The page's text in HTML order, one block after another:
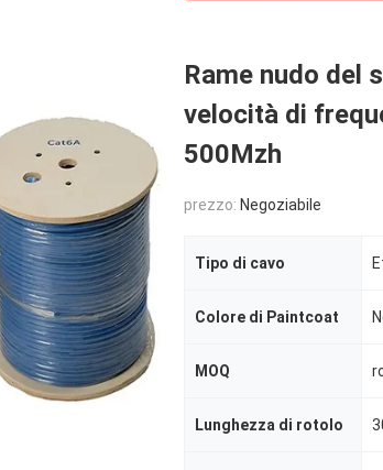
Rame nudo del
velocità di
500Mzh
prezzo: Negoziabile
Tipo di cavo
Colore di Paintcoat
MOQ
Lunghezza di rotolo